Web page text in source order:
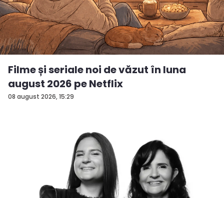
08 august 2026, 15:29
Filme și seriale noi de văzut în luna
august 2026 pe Netflix